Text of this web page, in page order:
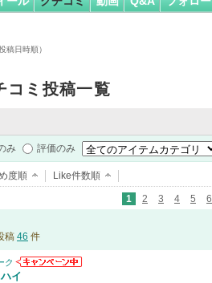
稿日時順）
コミ投稿一覧
み 評価のみ
度順 Like件数順
1 2 3 4 5 6
稿 46 件
ク
イ